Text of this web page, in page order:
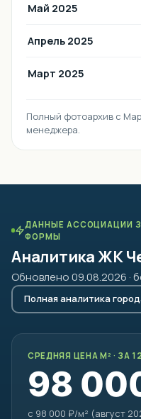
Май 2025
Апрель 2025
Март 2025
Полный фотоархив с
менеджера.
ДАННЫЕ АССОЦИАЦИИ
ФОРМЫ
Аналитика ЖК
Обновлено 09.08.2026 ·
Полная аналитика
СРЕДНЯЯ ЦЕНА М² · ЗА
98
с 98 000 ₽/м² (август